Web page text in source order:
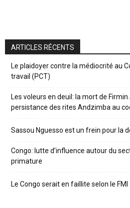
ARTICLES RÉCENTS
Le plaidoyer contre la médiocrité au
travail (PCT)
Les voleurs en deuil: la mort de
persistance des rites Andzimba au
Sassou Nguesso est un frein pour la
Congo: lutte d’influence autour du
primature
Le Congo serait en faillite selon le FMI